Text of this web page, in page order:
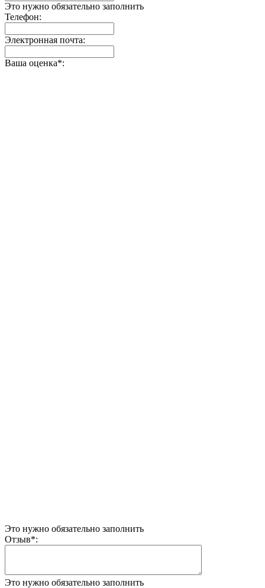
Это нужно обязательно заполнить
Телефон:
Электронная почта:
Ваша оценка*:
Это нужно обязательно заполнить
Отзыв*:
Это нужно обязательно заполнить